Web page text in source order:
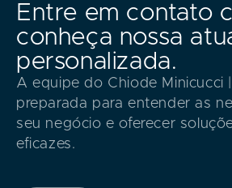
Entre em contato
conheça nossa
personalizada.
A equipe do Chiode Minicucci
preparada para entender as
seu negócio e oferecer
eficazes.